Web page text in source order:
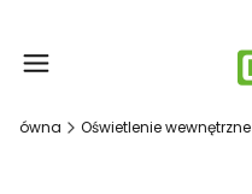
Oświetlenie wewnętrzne